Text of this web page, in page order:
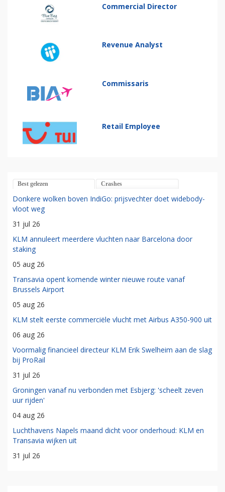
Commercial Director
Revenue Analyst
Commissaris
Retail Employee
Best gelezen Crashes
Donkere wolken boven IndiGo: prijsvechter doet widebody-
vloot weg
31 jul 26
KLM annuleert meerdere vluchten naar Barcelona door
staking
05 aug 26
Transavia opent komende winter nieuwe route vanaf
Brussels Airport
05 aug 26
KLM stelt eerste commerciële vlucht met Airbus A350-900 uit
06 aug 26
Voormalig financieel directeur KLM Erik Swelheim aan de slag
bij ProRail
31 jul 26
Groningen vanaf nu verbonden met Esbjerg: 'scheelt zeven
uur rijden'
04 aug 26
Luchthavens Napels maand dicht voor onderhoud: KLM en
Transavia wijken uit
31 jul 26